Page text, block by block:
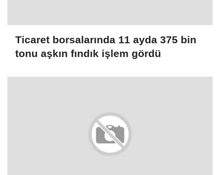
Ticaret borsalarında 11 ayda 375 bin
tonu aşkın fındık işlem gördü